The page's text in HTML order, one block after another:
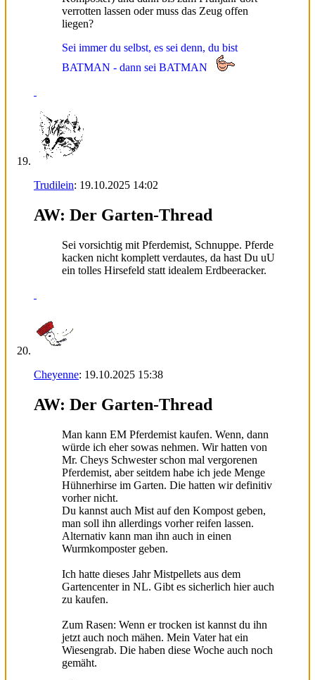
verrotten lassen oder muss das Zeug offen
liegen?
Sei immer du selbst, es sei denn, du bist
BATMAN - dann sei BATMAN
Trudilein: 19.10.2025 14:02
AW: Der Garten-Thread
Sei vorsichtig mit Pferdemist, Schnuppe. Pferde
kacken nicht komplett verdautes, da hast Du uU
ein tolles Hirsefeld statt idealem Erdbeeracker.
Cheyenne: 19.10.2025 15:38
AW: Der Garten-Thread
Man kann EM Pferdemist kaufen. Wenn, dann
würde ich eher sowas nehmen. Wir hatten von
Mr. Cheys Schwester schon mal vergorenen
Pferdemist, aber seitdem habe ich jede Menge
Hühnerhirse im Garten. Die hatten wir definitiv
vorher nicht.
Du kannst auch Mist auf den Kompost geben,
man soll ihn allerdings vorher reifen lassen.
Alternativ kann man ihn auch in einen
Wurmkomposter geben.
Ich hatte dieses Jahr Mistpellets aus dem
Gartencenter in NL. Gibt es sicherlich hier auch
zu kaufen.
Zum Rasen: Wenn er trocken ist kannst du ihn
jetzt auch noch mähen. Mein Vater hat ein
Wiesengrab. Die haben diese Woche auch noch
gemäht.